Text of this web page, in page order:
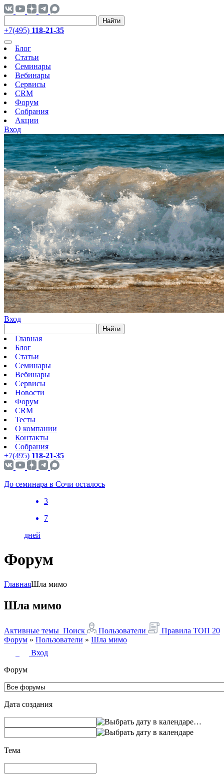
Найти
+7(495) 118-21-35
Блог
Статьи
Семинары
Вебинары
Сервисы
CRM
Форум
Собрания
Акции
Вход
Вход
Найти
Главная
Блог
Статьи
Семинары
Вебинары
Сервисы
Новости
Форум
CRM
Тесты
О компании
Контакты
Собрания
+7(495) 118-21-35
До семинара в Сочи осталось
3
7
дней
Форум
ГлавнаяШла мимо
Шла мимо
Активные темы Поиск Пользователи Правила ТОП 20
Форум » Пользователи » Шла мимо
Вход
Форум
Дата создания
…
Тема